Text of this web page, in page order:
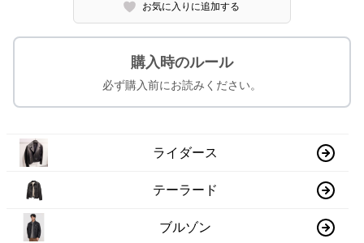
お気に入りに追加する
購入時のルール
必ず購入前にお読みください。
ライダース
テーラード
ブルゾン